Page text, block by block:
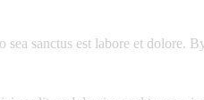
sea sanctus est labore et dolore.